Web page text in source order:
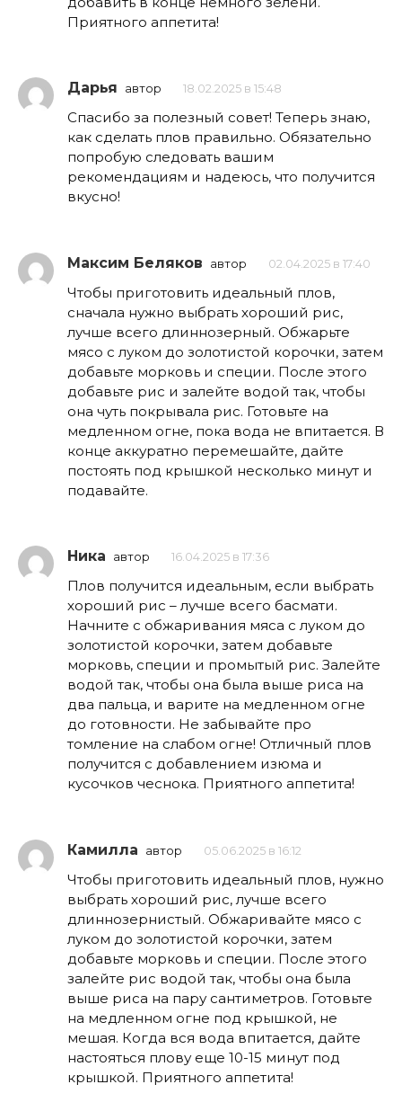
Приятного аппетита!
Дарья автор 18.02.2025 в 15:48
Спасибо за полезный совет! Теперь знаю,
как сделать плов правильно. Обязательно
попробую следовать вашим
рекомендациям и надеюсь, что получится
вкусно!
Максим Беляков автор 02.04.2025 в 17:40
Чтобы приготовить идеальный плов,
сначала нужно выбрать хороший рис,
лучше всего длиннозерный. Обжарьте
мясо с луком до золотистой корочки, затем
добавьте морковь и специи. После этого
добавьте рис и залейте водой так, чтобы
она чуть покрывала рис. Готовьте на
медленном огне, пока вода не впитается. В
конце аккуратно перемешайте, дайте
постоять под крышкой несколько минут и
подавайте.
Ника автор 16.04.2025 в 17:36
Плов получится идеальным, если выбрать
хороший рис – лучше всего басмати.
Начните с обжаривания мяса с луком до
золотистой корочки, затем добавьте
морковь, специи и промытый рис. Залейте
водой так, чтобы она была выше риса на
два пальца, и варите на медленном огне
до готовности. Не забывайте про
томление на слабом огне! Отличный плов
получится с добавлением изюма и
кусочков чеснока. Приятного аппетита!
Камилла автор 05.06.2025 в 16:12
Чтобы приготовить идеальный плов, нужно
выбрать хороший рис, лучше всего
длиннозернистый. Обжаривайте мясо с
луком до золотистой корочки, затем
добавьте морковь и специи. После этого
залейте рис водой так, чтобы она была
выше риса на пару сантиметров. Готовьте
на медленном огне под крышкой, не
мешая. Когда вся вода впитается, дайте
настояться плову еще 10-15 минут под
крышкой. Приятного аппетита!